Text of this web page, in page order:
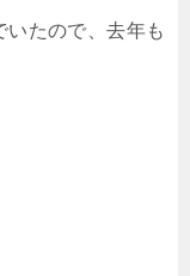
たので、去年も